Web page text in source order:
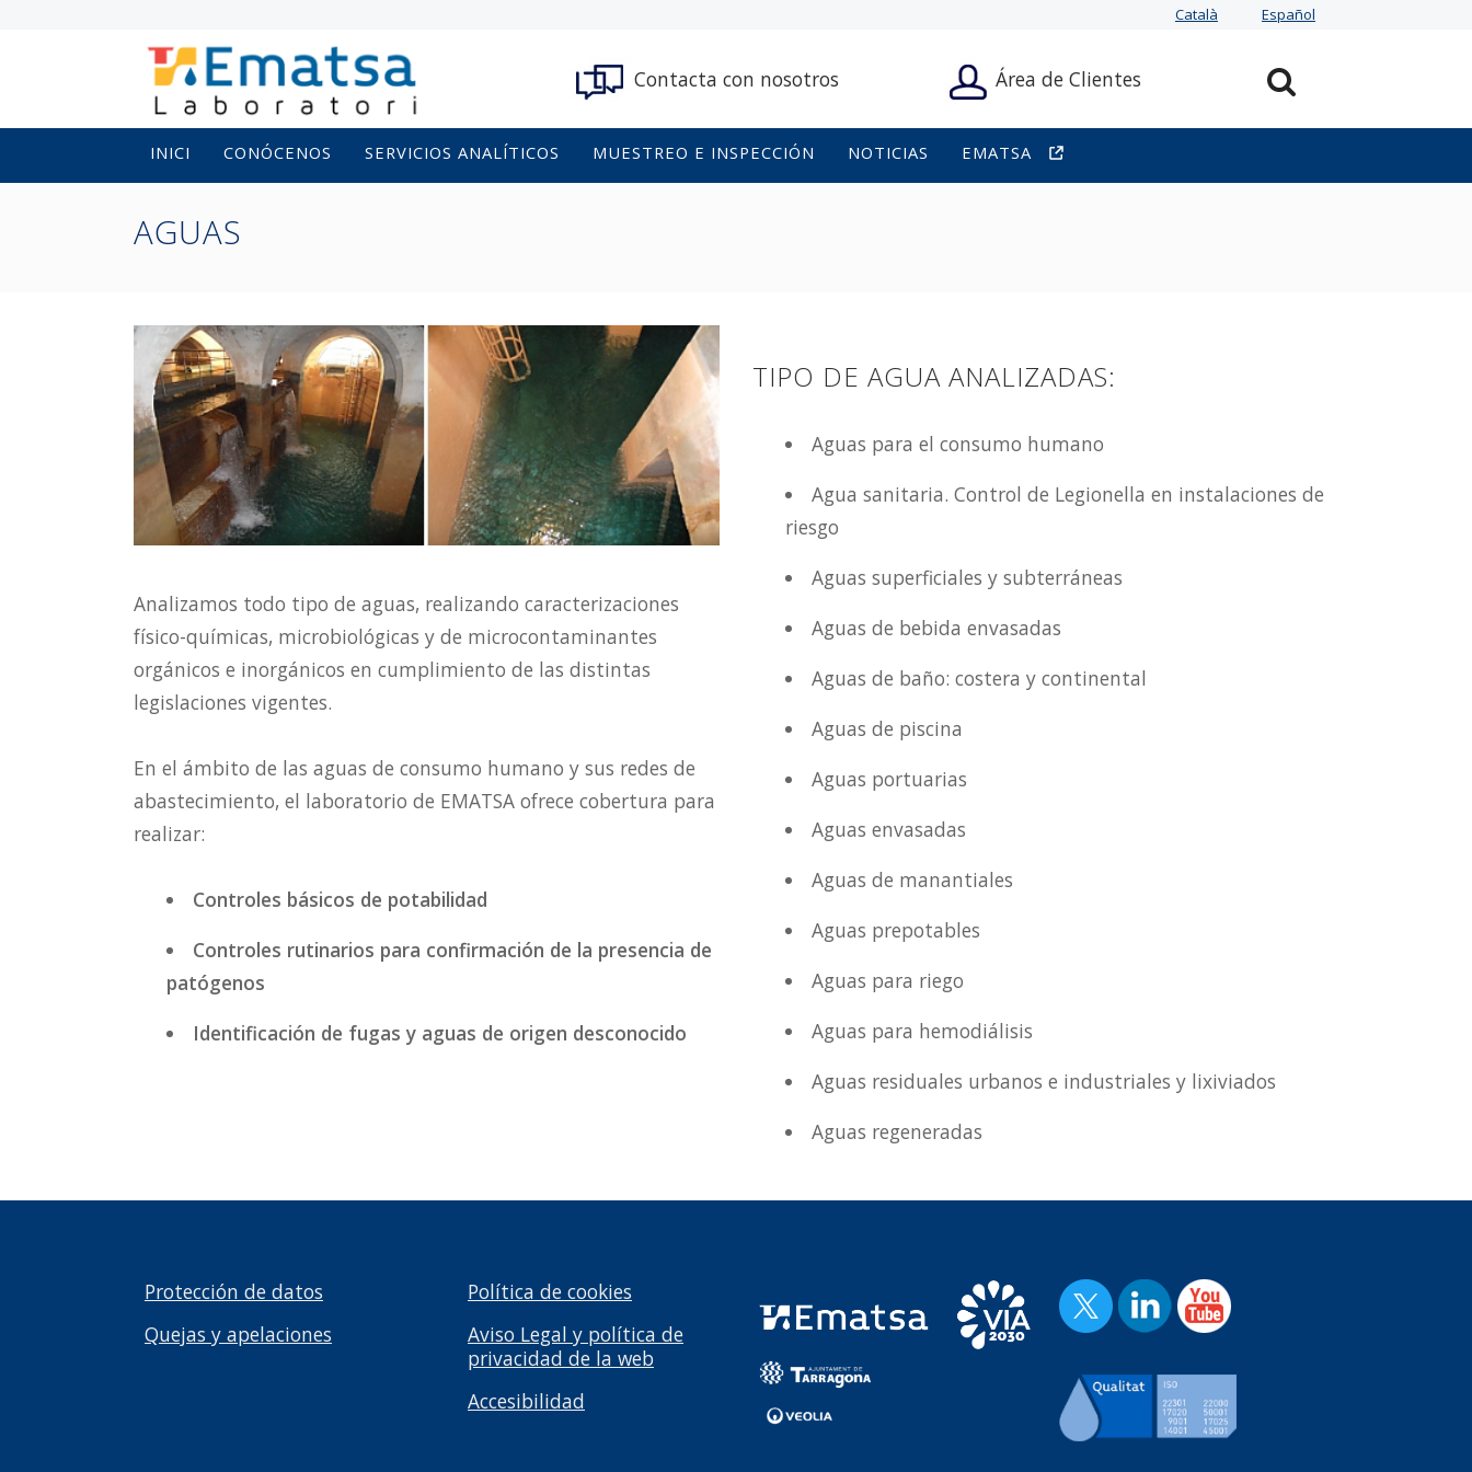
Català Español
Contacta con nosotros Área de Clientes
INICI CONÓCENOS SERVICIOS ANALÍTICOS MUESTREO E INSPECCIÓN NOTICIAS EMATSA
AGUAS
Analizamos todo tipo de aguas, realizando caracterizaciones
físico-químicas, microbiológicas y de microcontaminantes
orgánicos e inorgánicos en cumplimiento de las distintas
legislaciones vigentes.
En el ámbito de las aguas de consumo humano y sus redes de
abastecimiento, el laboratorio de EMATSA ofrece cobertura para
realizar:
Controles básicos de potabilidad
Controles rutinarios para confirmación de la presencia de
patógenos
Identificación de fugas y aguas de origen desconocido
TIPO DE AGUA ANALIZADAS:
Aguas para el consumo humano
Agua sanitaria. Control de Legionella en instalaciones de
riesgo
Aguas superficiales y subterráneas
Aguas de bebida envasadas
Aguas de baño: costera y continental
Aguas de piscina
Aguas portuarias
Aguas envasadas
Aguas de manantiales
Aguas prepotables
Aguas para riego
Aguas para hemodiálisis
Aguas residuales urbanos e industriales y lixiviados
Aguas regeneradas
Protección de datos
Quejas y apelaciones
Política de cookies
Aviso Legal y política de
privacidad de la web
Accesibilidad